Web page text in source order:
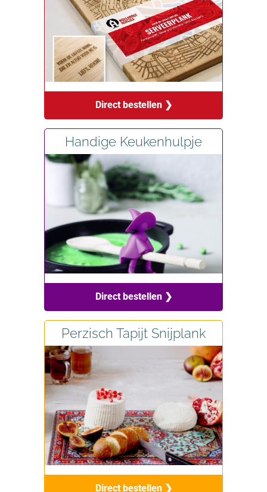
Direct bestellen ❯
Handige Keukenhulpje
Direct bestellen ❯
Perzisch Tapijt Snijplank
Direct bestellen ❯